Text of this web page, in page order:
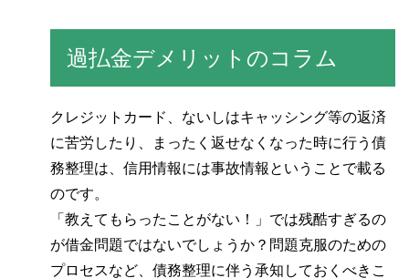
過払金デメリットのコラム
クレジットカード、ないしはキャッシング等の返済
に苦労したり、まったく返せなくなった時に行う債
務整理は、信用情報には事故情報ということで載る
のです。
「教えてもらったことがない！」では残酷すぎるの
が借金問題ではないでしょうか？問題克服のための
プロセスなど、債務整理に伴う承知しておくべきこ